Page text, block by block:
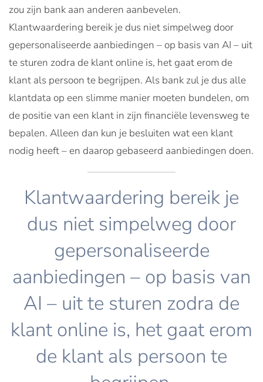
zou zijn bank aan anderen aanbevelen.
Klantwaardering bereik je dus niet simpelweg door
gepersonaliseerde aanbiedingen – op basis van AI – uit
te sturen zodra de klant online is, het gaat erom de
klant als persoon te begrijpen. Als bank zul je dus alle
klantdata op een slimme manier moeten bundelen, om
de positie van een klant in zijn financiële levensweg te
bepalen. Alleen dan kun je besluiten wat een klant
nodig heeft – en daarop gebaseerd aanbiedingen doen.
Klantwaardering bereik je
dus niet simpelweg door
gepersonaliseerde
aanbiedingen – op basis van
AI – uit te sturen zodra de
klant online is, het gaat erom
de klant als persoon te